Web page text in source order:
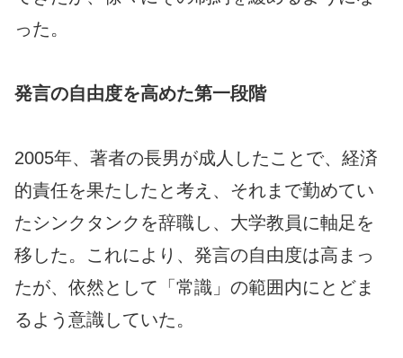
った。
発言の自由度を高めた第一段階
2005年、著者の長男が成人したことで、経済
的責任を果たしたと考え、それまで勤めてい
たシンクタンクを辞職し、大学教員に軸足を
移した。これにより、発言の自由度は高まっ
たが、依然として「常識」の範囲内にとどま
るよう意識していた。